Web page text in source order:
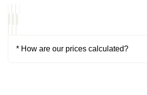
* How are our prices calculated?